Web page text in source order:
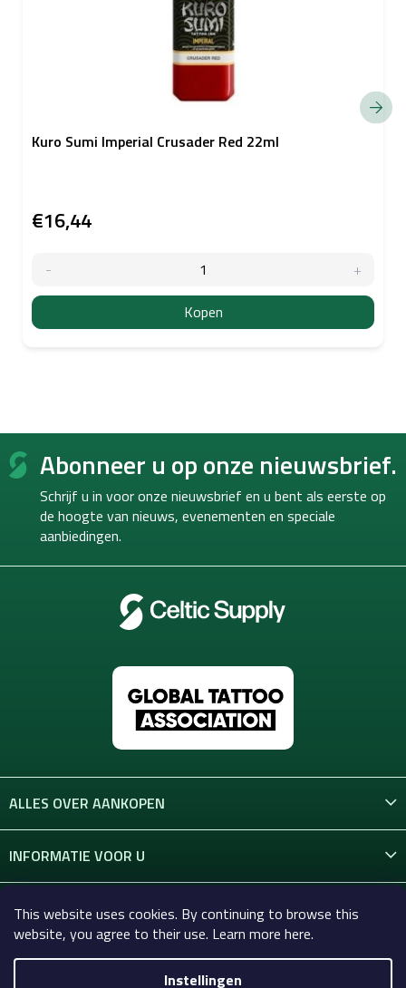
This website uses cookies. By continuing to browse this
website, you agree to their use. Learn more here.
Instellingen
Kuro Sumi Imperial Crusader Red 22ml
€16,44
Kopen
F
Abonneer u op onze nieuwsbrief.
Schrijf u in voor onze nieuwsbrief en u bent als eerste op
de hoogte van nieuws, evenementen en speciale
aanbiedingen.
ALLES OVER AANKOPEN
INFORMATIE VOOR U
CONTACT